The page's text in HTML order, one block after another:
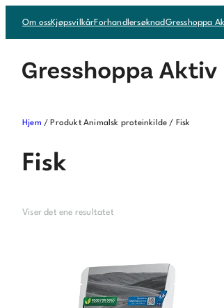
Om ossKjøpsvilkårForhandlersøknadGresshoppa
Hjem / Produkt Animalsk proteinkilde / Fisk
Fisk
Viser det ene resultatet